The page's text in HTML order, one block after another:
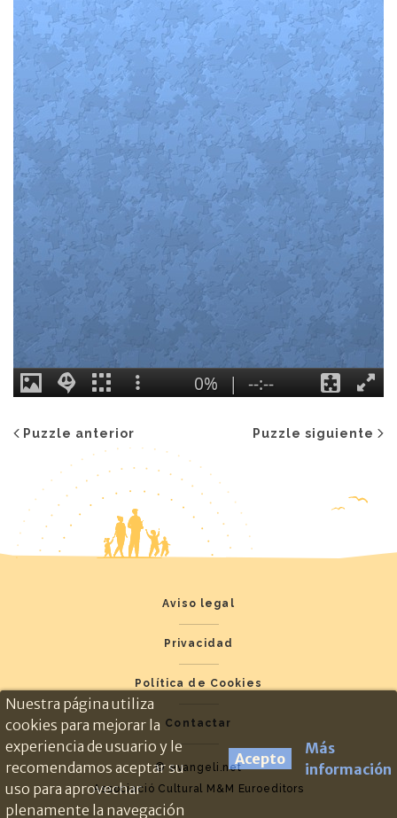
Puzzle anterior Puzzle siguiente
Aviso legal
Privacidad
Política de Cookies
Contactar
© evangeli.net
Associació Cultural M&M Euroeditors
Nuestra página utiliza
cookies para mejorar la
experiencia de usuario y le
recomendamos aceptar su
uso para aprovechar
plenamente la navegación
Acepto
Más
información